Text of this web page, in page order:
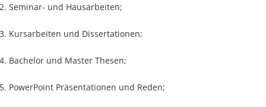
Seminar- und Hausarbeiten;
Kursarbeiten und Dissertationen;
Bachelor und Master Thesen;
PowerPoint Präsentationen und Reden;